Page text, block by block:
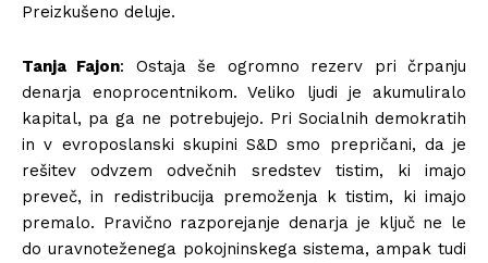
Preizkušeno deluje.
Tanja Fajon: Ostaja še ogromno rezerv pri črpanju
denarja enoprocentnikom. Veliko ljudi je akumuliralo
kapital, pa ga ne potrebujejo. Pri Socialnih demokratih
in v evroposlanski skupini S&D smo prepričani, da je
rešitev odvzem odvečnih sredstev tistim, ki imajo
preveč, in redistribucija premoženja k tistim, ki imajo
premalo. Pravično razporejanje denarja je ključ ne le
do uravnoteženega pokojninskega sistema, ampak tudi